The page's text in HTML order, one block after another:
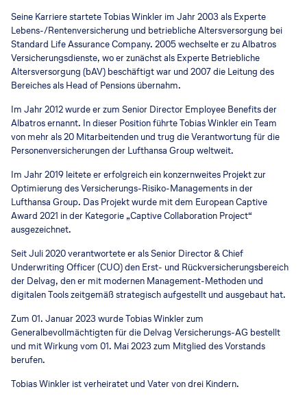
Seine Karriere startete Tobias Winkler im Jahr 2003 als Experte
Lebens-/Rentenversicherung und betriebliche Altersversorgung bei
Standard Life Assurance Company. 2005 wechselte er zu Albatros
Versicherungsdienste, wo er zunächst als Experte Betriebliche
Altersversorgung (bAV) beschäftigt war und 2007 die Leitung des
Bereiches als Head of Pensions übernahm.
Im Jahr 2012 wurde er zum Senior Director Employee Benefits der
Albatros ernannt. In dieser Position führte Tobias Winkler ein Team
von mehr als 20 Mitarbeitenden und trug die Verantwortung für die
Personenversicherungen der Lufthansa Group weltweit.
Im Jahr 2019 leitete er erfolgreich ein konzernweites Projekt zur
Optimierung des Versicherungs-Risiko-Managements in der
Lufthansa Group. Das Projekt wurde mit dem European Captive
Award 2021 in der Kategorie „Captive Collaboration Project“
ausgezeichnet.
Seit Juli 2020 verantwortete er als Senior Director & Chief
Underwriting Officer (CUO) den Erst- und Rückversicherungsbereich
der Delvag, den er mit modernen Management-Methoden und
digitalen Tools zeitgemäß strategisch aufgestellt und ausgebaut hat.
Zum 01. Januar 2023 wurde Tobias Winkler zum
Generalbevollmächtigten für die Delvag Versicherungs-AG bestellt
und mit Wirkung vom 01. Mai 2023 zum Mitglied des Vorstands
berufen.
Tobias Winkler ist verheiratet und Vater von drei Kindern.